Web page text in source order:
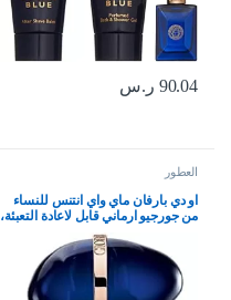
90.04 ر.س
العطور
او دي بارفان ماي واي انتنس للنساء
من جورجيو ارماني قابل لاعادة التعبئة،